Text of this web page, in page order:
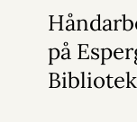
2026
på
Bibliotek